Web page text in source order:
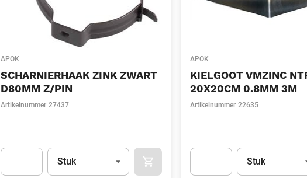
APOK
SCHARNIERHAAK ZINK ZWART
D80MM Z/PIN
Artikelnummer 27437
Eenheid
Stuk
APOK
KIELGOOT VMZINC
20X20CM 0.8MM 3M
Artikelnummer 22635
Eenheid
Stuk